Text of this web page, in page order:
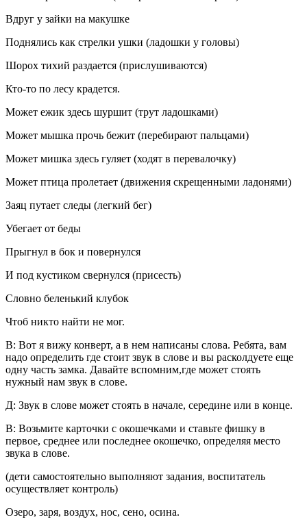
Вдруг у зайки на макушке
Поднялись как стрелки ушки (ладошки у головы)
Шорох тихий раздается (прислушиваются)
Кто-то по лесу крадется.
Может ежик здесь шуршит (трут ладошками)
Может мышка прочь бежит (перебирают пальцами)
Может мишка здесь гуляет (ходят в перевалочку)
Может птица пролетает (движения скрещенными ладонями)
Заяц путает следы (легкий бег)
Убегает от беды
Прыгнул в бок и повернулся
И под кустиком свернулся (присесть)
Словно беленький клубок
Чтоб никто найти не мог.
В: Вот я вижу конверт, а в нем написаны слова. Ребята, вам
надо определить где стоит звук в слове и вы расколдуете еще
одну часть замка. Давайте вспомним,где может стоять
нужный нам звук в слове.
Д: Звук в слове может стоять в начале, середине или в конце.
В: Возьмите карточки с окошечками и ставьте фишку в
первое, среднее или последнее окошечко, определяя место
звука в слове.
(дети самостоятельно выполняют задания, воспитатель
осуществляет контроль)
Озеро, заря, воздух, нос, сено, осина.